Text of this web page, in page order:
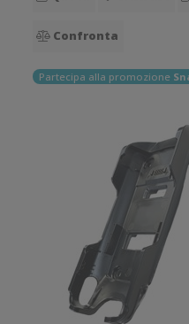
Confronta
Partecipa alla promozione